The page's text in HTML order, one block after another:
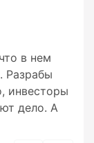
в нем
Разрабы
инвесторы
дело. А